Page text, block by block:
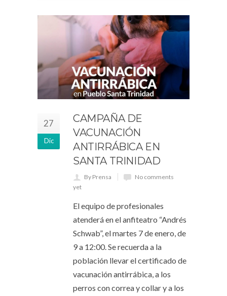
27
Dic
CAMPAÑA DE
VACUNACIÓN
ANTIRRÁBICA EN
SANTA TRINIDAD
By Prensa
No comments
yet
El equipo de profesionales
atenderá en el anfiteatro “Andrés
Schwab”, el martes 7 de enero, de
9 a 12:00. Se recuerda a la
población llevar el certificado de
vacunación antirrábica, a los
perros con correa y collar y a los